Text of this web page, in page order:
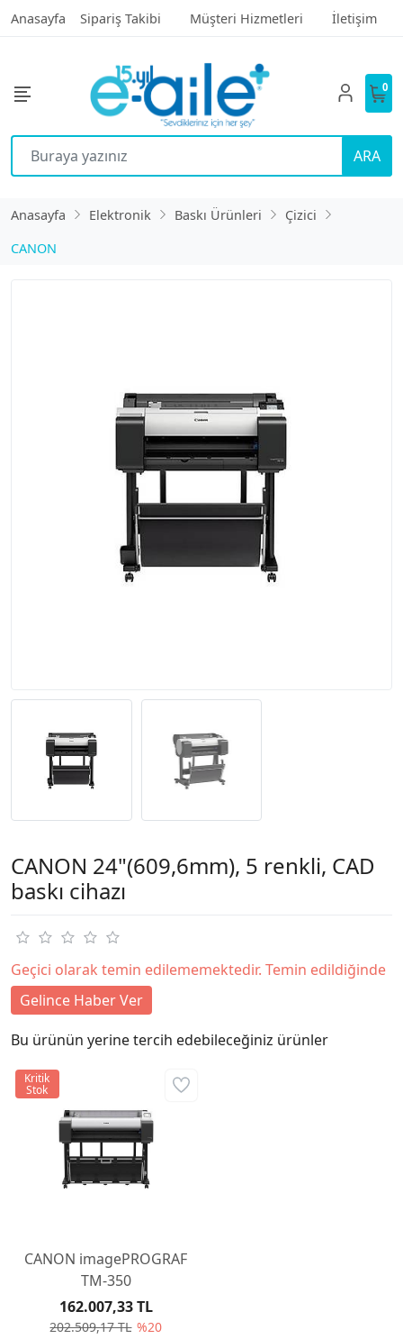
Anasayfa Sipariş Takibi Müşteri Hizmetleri İletişim
ARA
0
Anasayfa Elektronik Baskı Ürünleri
Çizici
CANON
CANON 24"(609,6mm), 5 renkli, CAD
baskı cihazı
Geçici olarak temin edilememektedir. Temin edildiğinde
Gelince Haber Ver
Bu ürünün yerine tercih edebileceğiniz ürünler
CANON imagePROGRAF
TM-350
202.509,17 TL %20
162.007,33 TL
Kritik
Stok